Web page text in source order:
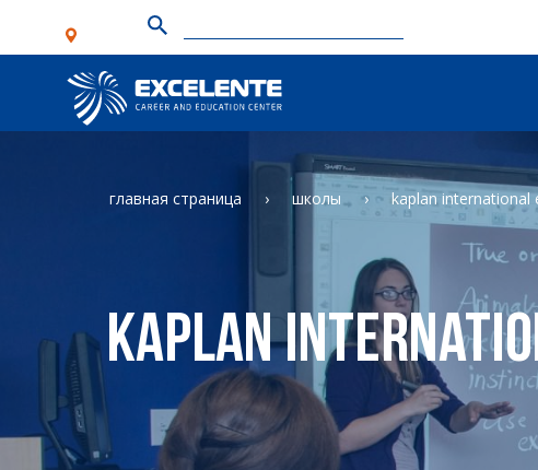
главная страница школы kaplan international
Kaplan